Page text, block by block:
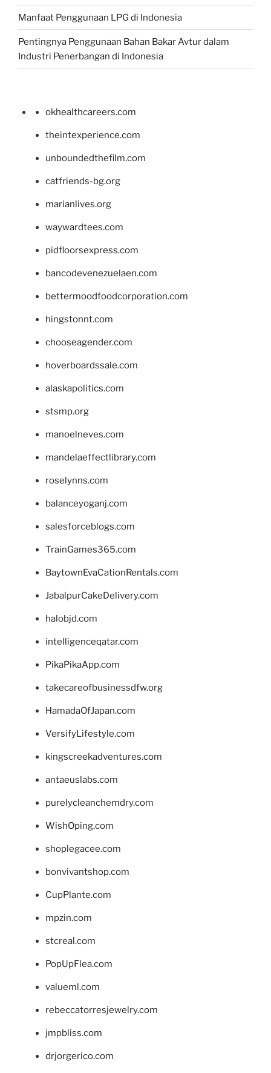
Manfaat Penggunaan LPG di Indonesia
Pentingnya Penggunaan Bahan Bakar Avtur dalam
Industri Penerbangan di Indonesia
okhealthcareers.com
theintexperience.com
unboundedthefilm.com
catfriends-bg.org
marianlives.org
waywardtees.com
pidfloorsexpress.com
bancodevenezuelaen.com
bettermoodfoodcorporation.com
hingstonnt.com
chooseagender.com
hoverboardssale.com
alaskapolitics.com
stsmp.org
manoelneves.com
mandelaeffectlibrary.com
roselynns.com
balanceyoganj.com
salesforceblogs.com
TrainGames365.com
BaytownEvaCationRentals.com
JabalpurCakeDelivery.com
halobjd.com
intelligenceqatar.com
PikaPikaApp.com
takecareofbusinessdfw.org
HamadaOfJapan.com
VersifyLifestyle.com
kingscreekadventures.com
antaeuslabs.com
purelycleanchemdry.com
WishOping.com
shoplegacee.com
bonvivantshop.com
CupPlante.com
mpzin.com
stcreal.com
PopUpFlea.com
valueml.com
rebeccatorresjewelry.com
jmpbliss.com
drjorgerico.com